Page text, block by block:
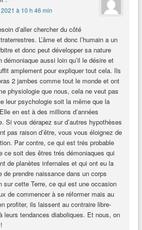
à 10 h 46 min
d’aller chercher du côté
L’âme et donc l’humain a un
et donc peut développer sa nature
démoniaque aussi loin qu’il le désire et
amplement pour expliquer tout cela. Ils
2 jambes comme tout le monde et ont
physiologie que nous, cela ne veut pas
leur psychologie soit la même que la
en est à des millions d’années
Si vous dérapez sur d’autres hypothèses
pas raison d’être, vous vous éloignez de
Par contre, ce qui est trés probable
ce soit des êtres trés démoniaques qui
de planètes infernales et qui ont eu la
de prendre naissance dans un corps
sur cette Terre, ce qui est une occasion
de commencer à se réformer mais au
profiter, ils laissent au contraire libre-
leurs tendances diaboliques. Et nous, on